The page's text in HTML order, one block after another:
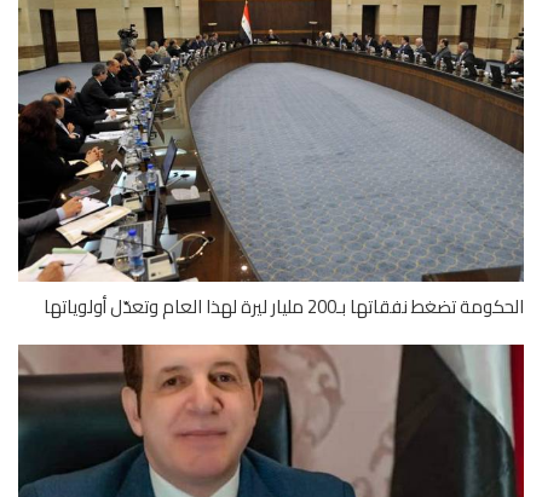
نفقاتها بـ200 مليار ليرة لهذا العام وتعدّل أولوياتها